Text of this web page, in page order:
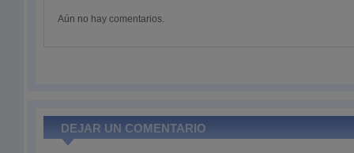
Aún no hay comentarios.
DEJAR UN COMENTARIO